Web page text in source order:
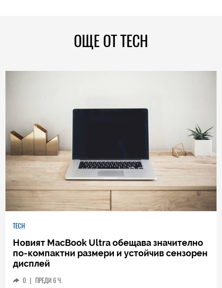
ОЩЕ ОТ TECH
TECH
Новият MacBook Ultra обещава значително
по-компактни размери и устойчив сензорен
дисплей
0 | ПРЕДИ 6 Ч.